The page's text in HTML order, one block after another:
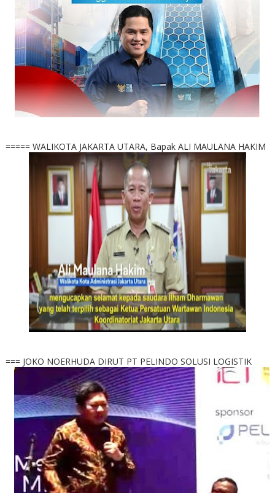
===== WALIKOTA JAKARTA UTARA, Bapak ALI MAULANA HAKIM
=== JOKO NOERHUDA DIRUT PT PELINDO SOLUSI LOGISTIK